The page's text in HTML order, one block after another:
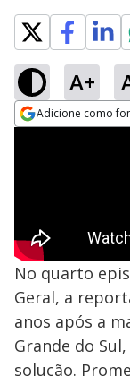
A+
Adicione como
No quarto
Geral, a
anos após a
Grande do
solução.